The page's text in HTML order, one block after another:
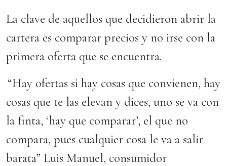
La clave de aquellos que decidieron abrir la
cartera es comparar precios y no irse con la
primera oferta que se encuentra.
“Hay ofertas si hay cosas que convienen, hay
cosas que te las elevan y dices, uno se va con
la finta, ‘hay que comparar’, el que no
compara, pues cualquier cosa le va a salir
barata” Luis Manuel, consumidor